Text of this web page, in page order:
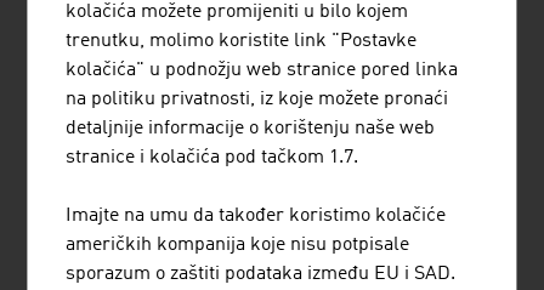
prihvatljiva logistička rješenja i modalitete transporta.
Željeznica postaje sve važnija kao sredstvo transporta
kod multimodalnih logističkih koncepata.
Brodovi kao transportno sredstvo, prije svega za teret:
Austrija je postala specijalist za logistička rješenja u
Ubrzava se izgradnja logističkih centara, kargo
centara, koncentratora, logističkih terminala za
pretovar i rasterećenje cesta za brže skladištenje i
kolačića možete promijeniti u bilo kojem
trenutku, molimo koristite link "Postavke
kolačića" u podnožju web stranice pored linka
na politiku privatnosti, iz koje možete pronaći
detaljnije informacije o korištenju naše web
stranice i kolačića pod tačkom 1.7.
Imajte na umu da također koristimo kolačiće
američkih kompanija koje nisu potpisale
sporazum o zaštiti podataka između EU i SAD.